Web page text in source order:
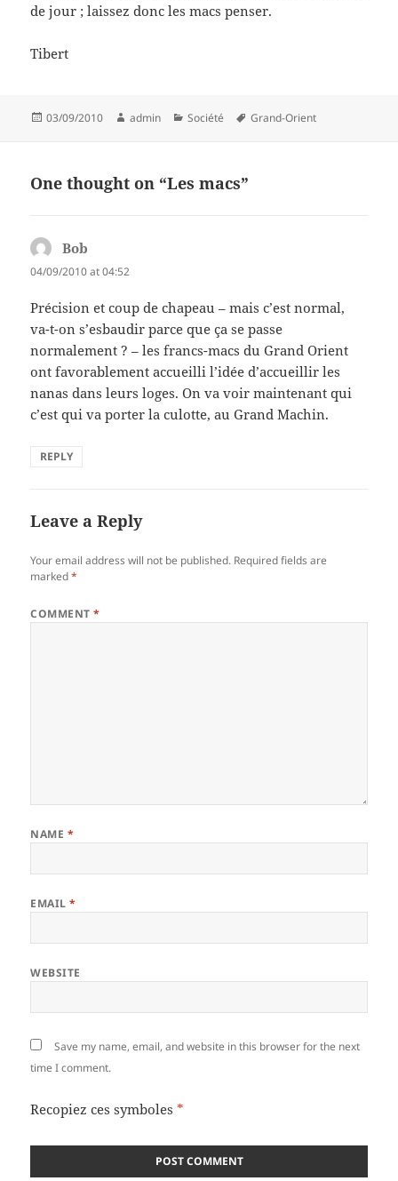
de jour ; laissez donc les macs penser.
Tibert
Posted
03/09/2010 Author
admin Categories
Société Tags
Grand-Orient
One thought on “Les macs”
Bob
04/09/2010 at 04:52
Précision et coup de chapeau – mais c’est normal,
va-t-on s’esbaudir parce que ça se passe
normalement ? – les francs-macs du Grand Orient
ont favorablement accueilli l’idée d’accueillir les
nanas dans leurs loges. On va voir maintenant qui
c’est qui va porter la culotte, au Grand Machin.
REPLY
Leave a Reply
Your email address will not be published. Required fields are
marked*
COMMENT*
NAME *
EMAIL*
WEBSITE
Save my name, email, and website in this browser for the next
time I comment.
Recopiez ces symboles *